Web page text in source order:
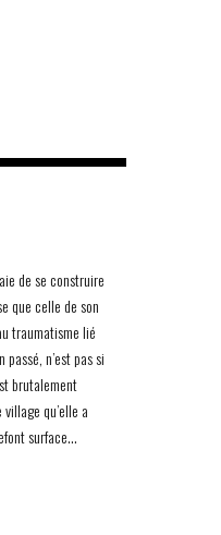
de se construire
que celle de son
traumatisme lié
n’est pas si
brutalement
qu’elle a
surface…